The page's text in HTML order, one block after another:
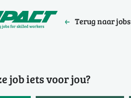
Terug naar jobs
job iets voor jou?